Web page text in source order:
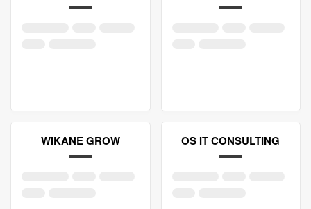
WIKANE GROW OS IT CONSULTING